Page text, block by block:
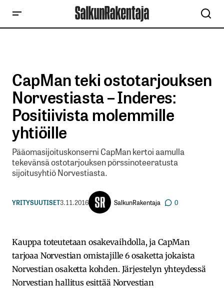
CapMan teki ostotarjouksen
Norvestiasta – Inderes:
Positiivista molemmille
yhtiöille
Pääomasijoituskonserni CapMan kertoi aamulla
tekevänsä ostotarjouksen pörssinoteeratusta
sijoitusyhtiö Norvestiasta.
YRITYSUUTISET3.11.2016 SalkunRakentaja 0
Kauppa toteutetaan osakevaihdolla, ja CapMan
tarjoaa Norvestian omistajille 6 osaketta jokaista
Norvestian osaketta kohden. Järjestelyn yhteydessä
Norvestian hallitus esittää Norvestian